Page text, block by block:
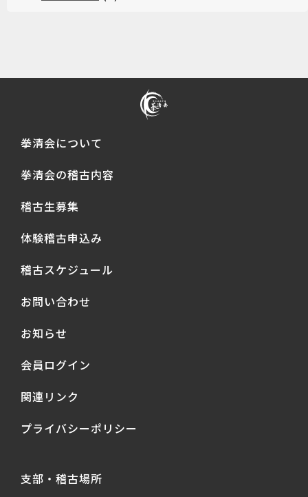
拳清会について
拳清会の稽古内容
稽古生募集
体験稽古申込み
稽古スケジュール
お問い合わせ
お知らせ
会員ログイン
関連リンク
プライバシーポリシー
支部・稽古場所